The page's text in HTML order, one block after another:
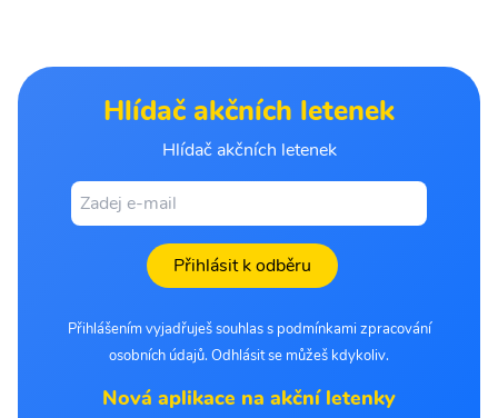
Hlídač akčních letenek
Hlídač akčních letenek
Přihlásit k odběru
Přihlášením vyjadřuješ souhlas s podmínkami zpracování
osobních údajů. Odhlásit se můžeš kdykoliv.
Nová aplikace na akční letenky